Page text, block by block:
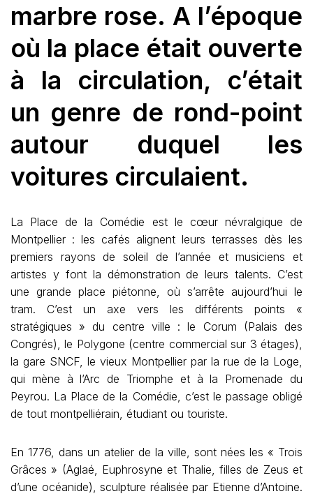
marbre rose. A l’époque
où la place était ouverte
à la circulation, c’était
un genre de rond-point
autour duquel les
voitures circulaient.
La Place de la Comédie est le cœur névralgique de
Montpellier : les cafés alignent leurs terrasses dès les
premiers rayons de soleil de l’année et musiciens et
artistes y font la démonstration de leurs talents. C’est
une grande place piétonne, où s’arrête aujourd’hui le
tram. C’est un axe vers les différents points «
stratégiques » du centre ville : le Corum (Palais des
Congrés), le Polygone (centre commercial sur 3 étages),
la gare SNCF, le vieux Montpellier par la rue de la Loge,
qui mène à l’Arc de Triomphe et à la Promenade du
Peyrou. La Place de la Comédie, c’est le passage obligé
de tout montpelliérain, étudiant ou touriste.
En 1776, dans un atelier de la ville, sont nées les « Trois
Grâces » (Aglaé, Euphrosyne et Thalie, filles de Zeus et
d’une océanide), sculpture réalisée par Etienne d’Antoine.